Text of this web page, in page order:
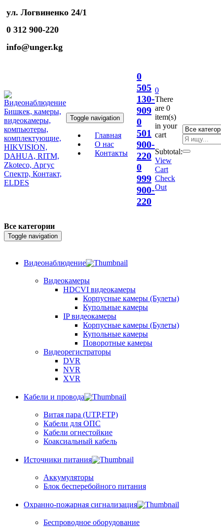
ул. Логвиненко 24/1
0 312 900-220
info@unger.kg
Toggle navigation
Главная
О нас
Контакты
0
505
130-
909
0
501
900-
220
0
999
900-
220
0
There
are 0
item(s)
in your
cart
Subtotal:
View
Cart
Check
Out
Все категории
Toggle navigation
Видеонаблюдение
Видеокамеры
HDCVI видеокамеры
Корпусные камеры (Булеты)
Купольные камеры
IP видеокамеры
Корпусные камеры (Булеты)
Купольные камеры
Поворотные камеры
Видеорегистраторы
DVR
NVR
XVR
Кабели и провода
Витая пара (UTP,FTP)
Кабели для ОПС
Кабели огнестойкие
Коаксиальный кабель
Источники питания
Аккумуляторы
Блок бесперебойного питания
Охранно-пожарная сигнализация
Беспроводное оборудование